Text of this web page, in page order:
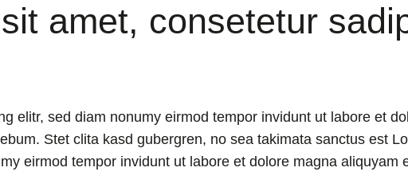
amet, consetetur
elitr, sed diam nonumy eirmod tempor invidunt ut labore et
Stet clita kasd gubergren, no sea takimata sanctus est
eirmod tempor invidunt ut labore et dolore magna aliquyam